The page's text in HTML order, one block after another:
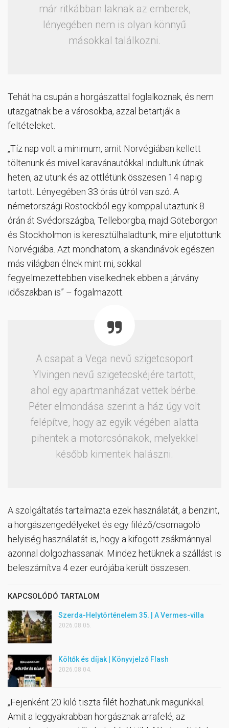
már ritkábban laknak az emberek,
lényegében nem is olyan könnyű
másokkal találkozni.
Tehát ha csupán a horgászattal foglalkoznak, és nem
utazgatnak be a városokba, azzal betartják a
feltételeket.
„Tíz nap volt a minimum, amit Norvégiában kellett
töltenünk és mivel karavánautókkal indultunk útnak
heten, az utunk és az ottlétünk összesen 14 napig
tartott. Lényegében 33 órás útról van szó. A
németországi Rostockból egy komppal utaztunk 8
órán át Svédországba, Telleborgba, majd Göteborgon
és Stockholmon is keresztülhaladtunk, mire eljutottunk
Norvégiába. Azt mondhatom, a skandinávok egészen
más világban élnek mint mi, sokkal
fegyelmezettebben viselkednek ebben a járvány
időszakban is” – fogalmazott.
A csapat a Vega nevű szigetcsoport
Ylvingen nevű szigetecskéjére tartott,
ahol egy apartmanházat vettek bérbe.
Péter elmondása szerint a ház úgy volt
felépítve, hogy az egyik végében alatta
pihentek a motorcsónakok, melyekkel
később kimentek halászni.
A szolgáltatás tartalmazta ezek használatát, a benzint,
a horgászengedélyeket és egy filéző/csomagoló
helyiség használatát is, hogy a kifogott zsákmánnyal
azonnal dolgozhassanak. Mindez hetüknek a szállást is
beleszámítva 4 ezer eurójába került összesen.
KAPCSOLÓDÓ TARTALOM
Szerda-Helytörténelem 35. | A Vermes-villa
2026.08.05.
Költők és díjak | Könyvjelző Flash
2026.08.04.
„Fejenként 20 kiló tiszta filét hozhatunk magunkkal.
Amit a leggyakrabban horgásznak arrafelé, az